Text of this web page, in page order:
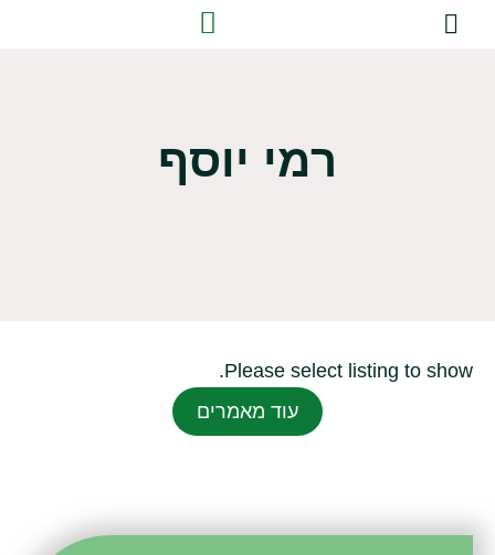
רמי יוסף
Please select listing to show.
עוד מאמרים